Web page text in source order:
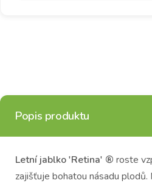
Popis produktu
Letní jablko 'Retina' ® roste
zajišťuje bohatou násadu plodů.